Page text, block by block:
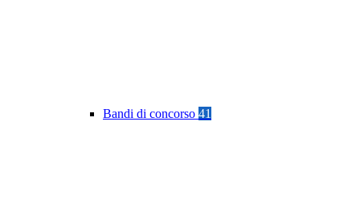
Bandi di concorso 41